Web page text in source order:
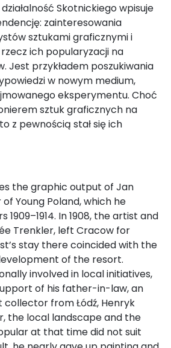
Skotnickiego wpisuje
zainteresowania
sztukami graficznymi i
ich popularyzacji na
Jest przykładem poszukiwania
w nowym medium,
eksperymentu. Choć
sztuk graficznych na
z pewnością stał się ich
the graphic output of Jan
Young Poland, which he
In 1908, the artist and
Trenkler, left Cracow for
stay there coincided with the
of the resort.
involved in local initiatives,
of his father-in-law, an
from Łódź, Henryk
the local landscape and the
at that time did not suit